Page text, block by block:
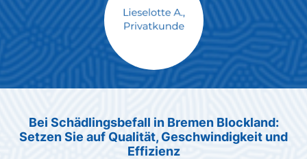
Max Mustermann
Bei Schädlingsbefall in Bremen Blockland:
Setzen Sie auf Qualität, Geschwindigkeit und
Effizienz